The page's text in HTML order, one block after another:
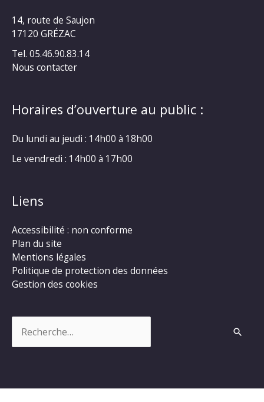
14, route de Saujon
17120 GRÉZAC
Tel. 05.46.90.83.14
Nous contacter
Horaires d’ouverture au public :
Du lundi au jeudi : 14h00 à 18h00
Le vendredi : 14h00 à 17h00
Liens
Accessibilité : non conforme
Plan du site
Mentions légales
Politique de protection des données
Gestion des cookies